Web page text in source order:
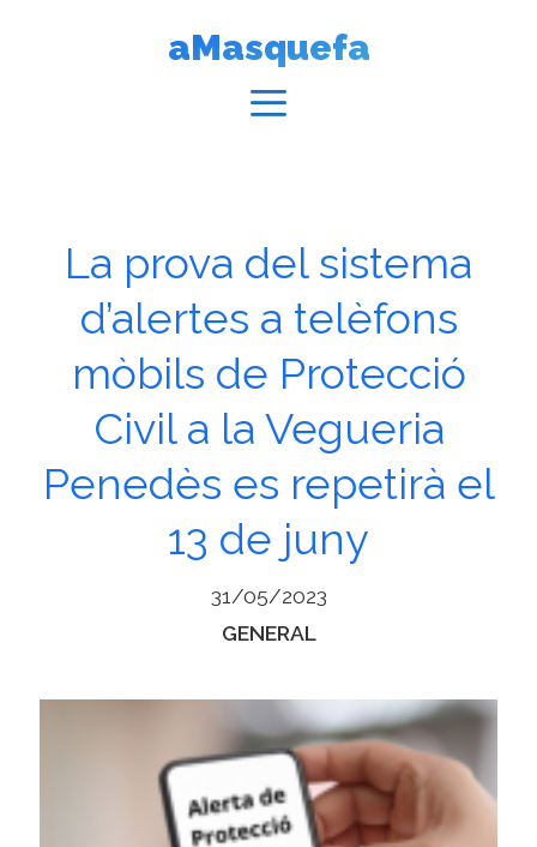
aMasquefa
La prova del sistema
d’alertes a telèfons
mòbils de Protecció
Civil a la Vegueria
Penedès es repetirà el
13 de juny
31/05/2023
Categories
GENERAL